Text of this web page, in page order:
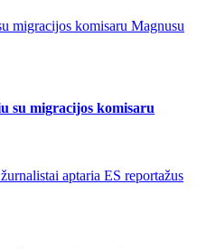
migracijos komisaru Magnusu
su migracijos komisaru
aptaria ES reportažus